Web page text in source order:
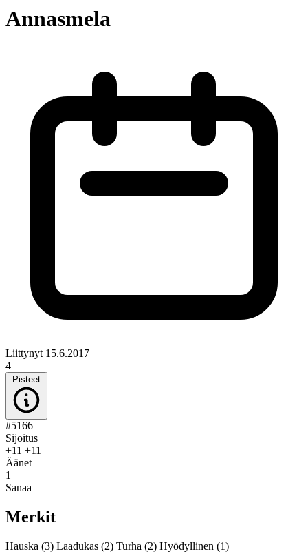
Annasmela
Liittynyt 15.6.2017
4
Pisteet
#5166
Sijoitus
+11 +11
Äänet
1
Sanaa
Merkit
Hauska (3) Laadukas (2) Turha (2) Hyödyllinen (1)